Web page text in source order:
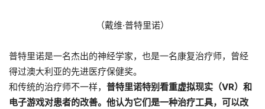
（戴维·普特里诺）
普特里诺是一名杰出的神经学家，也是一名康复治疗师，曾经
得过澳大利亚的先进医疗保健奖。
和传统的治疗师不一样， 普特里诺特别看重虚拟现实（VR）和
电子游戏对患者的改善。他认为它们是一种治疗工具，可以改